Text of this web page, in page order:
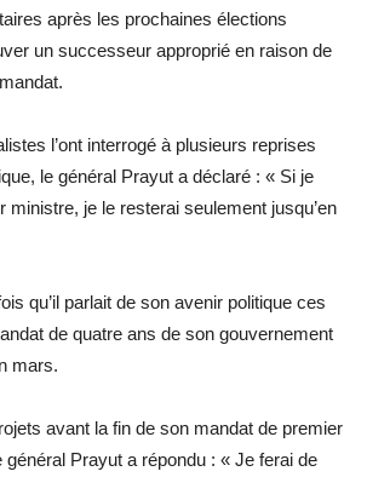
après les prochaines élections
un successeur approprié en raison de
l’ont interrogé à plusieurs reprises
le général Prayut a déclaré : « Si je
ministre, je le resterai seulement jusqu’en
qu’il parlait de son avenir politique ces
de quatre ans de son gouvernement
mars.
avant la fin de son mandat de premier
général Prayut a répondu : « Je ferai de